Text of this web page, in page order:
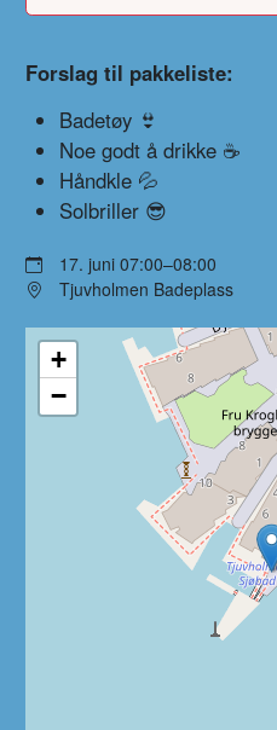
Forslag til pakkeliste:
Badetøy 👙
Noe godt å drikke ☕
Håndkle 💦
Solbriller 😎
17. juni 07:00–08:00
Tjuvholmen Badeplass
+
−